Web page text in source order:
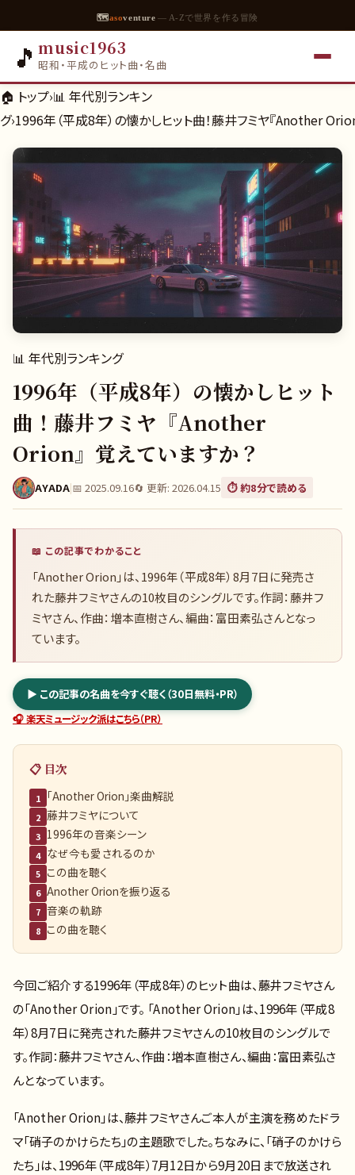
🗺asoventure — A-Zで世界を作る冒険
🎵 music1963
昭和・平成のヒット曲・名曲
🏠 トップ›📊 年代別ランキン
グ›1996年（平成8年）の懐かしヒット曲！藤井フミヤ『Another
📊 年代別ランキング
1996年（平成8年）の懐かしヒット
曲！藤井フミヤ『Another
Orion』覚えていますか？
AYADA|📅 2025.09.16🔄 更新: 2026.04.15 ⏱️ 約8分で読める
📖 この記事でわかること
「Another Orion」は、1996年（平成8年）8月7日に発売さ
れた藤井フミヤさんの10枚目のシングルです。作詞：藤井フ
ミヤさん、作曲：増本直樹さん、編曲：富田素弘さんとなっ
ています。
▶ この記事の名曲を今すぐ聴く（30日無料・PR）
🎧 楽天ミュージック派はこちら（PR）
📋 目次
1 「Another Orion」楽曲解説
2 藤井フミヤについて
3 1996年の音楽シーン
4 なぜ今も愛されるのか
5 この曲を聴く
6 Another Orionを振り返る
7 音楽の軌跡
8 この曲を聴く
今回ご紹介する1996年（平成8年）のヒット曲は、藤井フミヤさん
の「Another Orion」です。 「Another Orion」は、1996年（平成8
年）8月7日に発売された藤井フミヤさんの10枚目のシングルで
す。作詞：藤井フミヤさん、作曲：増本直樹さん、編曲：富田素弘さ
んとなっています。
「Another Orion」は、藤井フミヤさんご本人が主演を務めたドラ
マ「硝子のかけらたち」の主題歌でした。ちなみに、「硝子のかけら
たち」は、1996年（平成8年）7月12日から9月20日まで放送され